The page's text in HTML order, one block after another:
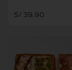
S/ 39.90